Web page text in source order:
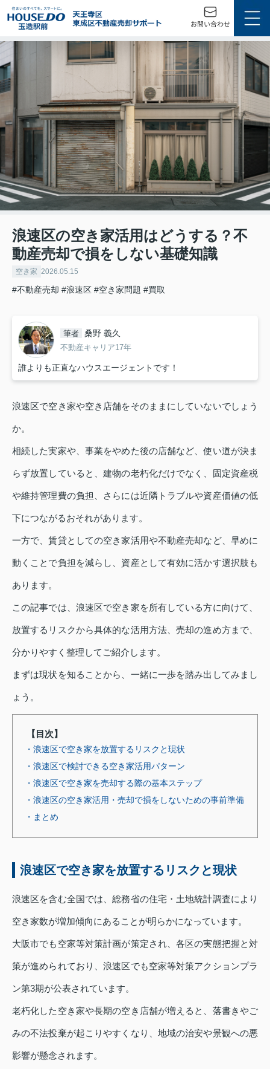
浪速区の空き家活用はどうする？不
動産売却で損をしない基礎知識
空き家 2026.05.15
#不動産売却 #浪速区 #空き家問題 #買取
筆者 桑野 義久
不動産キャリア17年
誰よりも正直なハウスエージェントです！
浪速区で空き家や空き店舗をそのままにしていないでしょう
か。
相続した実家や、事業をやめた後の店舗など、使い道が決ま
らず放置していると、建物の老朽化だけでなく、固定資産税
や維持管理費の負担、さらには近隣トラブルや資産価値の低
下につながるおそれがあります。
一方で、賃貸としての空き家活用や不動産売却など、早めに
動くことで負担を減らし、資産として有効に活かす選択肢も
あります。
この記事では、浪速区で空き家を所有している方に向けて、
放置するリスクから具体的な活用方法、売却の進め方まで、
分かりやすく整理してご紹介します。
まずは現状を知ることから、一緒に一歩を踏み出してみまし
ょう。
【目次】
・浪速区で空き家を放置するリスクと現状
・浪速区で検討できる空き家活用パターン
・浪速区で空き家を売却する際の基本ステップ
・浪速区の空き家活用・売却で損をしないための事前準備
・まとめ
浪速区で空き家を放置するリスクと現状
浪速区を含む全国では、総務省の住宅・土地統計調査により
空き家数が増加傾向にあることが明らかになっています。
大阪市でも空家等対策計画が策定され、各区の実態把握と対
策が進められており、浪速区でも空家等対策アクションプラ
ン第3期が公表されています。
老朽化した空き家や長期の空き店舗が増えると、落書きやご
みの不法投棄が起こりやすくなり、地域の治安や景観への悪
影響が懸念されます。